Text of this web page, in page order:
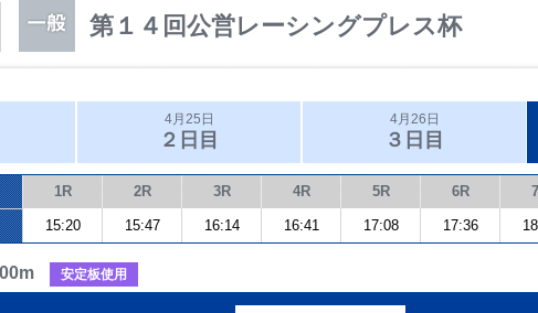
第１４回公営レーシングプレス杯
4月25日
２日目
4月26日
３日目
1R 2R 3R 4R 5R 6R
15:20 15:47 16:14 16:41 17:08 17:36
安定板使用